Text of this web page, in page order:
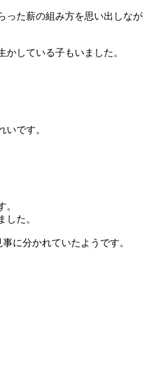
った薪の組み方を思い出しなが
している子もいました。
です。
た。
に分かれていたようです。